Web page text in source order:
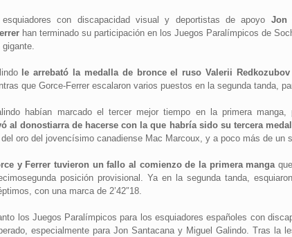
con discapacidad visual y deportistas de apoyo Jon
han terminado su participación en los Juegos Paralímpicos de
le arrebató la medalla de bronce el ruso Valerii Redkozubov
que Gorce-Ferrer escalaron varios puestos en la segunda tanda,
habían marcado el tercer mejor tiempo en la primera
al donostiarra de hacerse con la que habría sido su tercera
oro del jovencísimo canadiense Mac Marcoux, y a poco más de un
y Ferrer tuvieron un fallo al comienzo de la primera manga
posición provisional. Ya en la segunda tanda,
con una marca de 2’42″18.
los Juegos Paralímpicos para los esquiadores españoles con
especialmente para Jon Santacana y Miguel Galindo. Tras la